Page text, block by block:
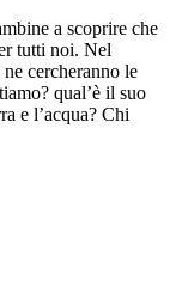
a scoprire che
tutti noi. Nel
cercheranno le
qual’è il suo
e l’acqua? Chi